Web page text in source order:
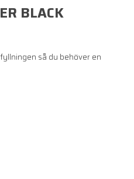
BLACK
så du behöver en